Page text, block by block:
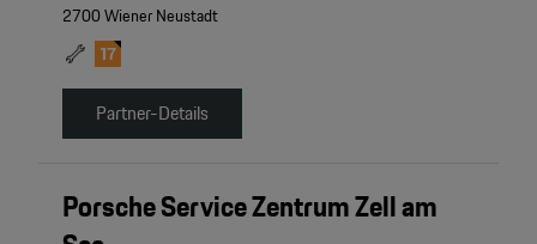
2700 Wiener Neustadt
Partner-Details
Porsche Service Zentrum Zell am